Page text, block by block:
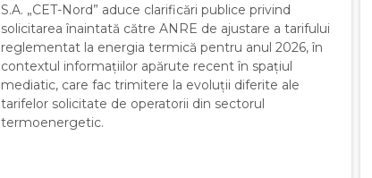
S.A. „CET-Nord” aduce clarificări publice privind
solicitarea înaintată către ANRE de ajustare a tarifului
reglementat la energia termică pentru anul 2026, în
contextul informațiilor apărute recent în spațiul
mediatic, care fac trimitere la evoluții diferite ale
tarifelor solicitate de operatorii din sectorul
termoenergetic.